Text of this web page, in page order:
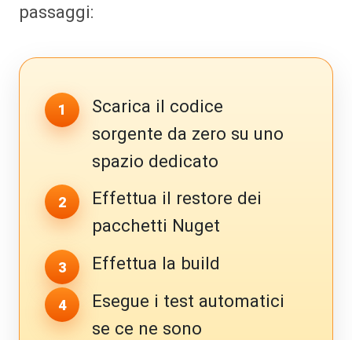
passaggi:
Scarica il codice
sorgente da zero su uno
spazio dedicato
Effettua il restore dei
pacchetti Nuget
Effettua la build
Esegue i test automatici
se ce ne sono